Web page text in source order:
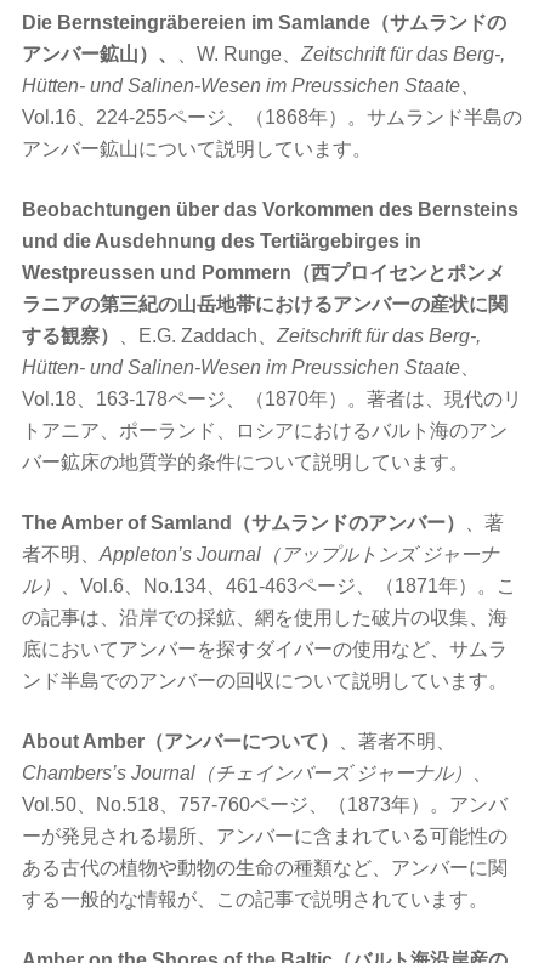
Die Bernsteingräbereien im Samlande（サムランドの
アンバー鉱山）、
、W. Runge、 Zeitschrift für das Berg-,
Hütten- und Salinen-Wesen im Preussichen Staate
Vol.16、224-255ページ、（1868年）。サムランド半島の
アンバー鉱山について説明しています。
Beobachtungen über das Vorkommen des Bernsteins
und die Ausdehnung des Tertiärgebirges in
Westpreussen und Pommern（西プロイセンとポンメ
ラニアの第三紀の山岳地帯におけるアンバーの産状に関
する観察）
、E.G. Zaddach、 Zeitschrift für das Berg-,
Hütten- und Salinen-Wesen im Preussichen Staate
Vol.18、163-178ページ、（1870年）。著者は、現代のリ
トアニア、ポーランド、ロシアにおけるバルト海のアン
バー鉱床の地質学的条件について説明しています。
The Amber of Samland（サムランドのアンバー）
、著
者不明、 Appleton’s Journal（アップルトンズ ジャーナ
ル）
、Vol.6、No.134、461-463ページ、（1871年）。こ
の記事は、沿岸での採鉱、網を使用した破片の収集、海
底においてアンバーを探すダイバーの使用など、サムラ
ンド半島でのアンバーの回収について説明しています。
About Amber（アンバーについて）
、著者不明、
Chambers’s Journal（チェインバーズ ジャーナル）
Vol.50、No.518、757-760ページ、（1873年）。アンバ
ーが発見される場所、アンバーに含まれている可能性の
ある古代の植物や動物の生命の種類など、アンバーに関
する一般的な情報が、この記事で説明されています。